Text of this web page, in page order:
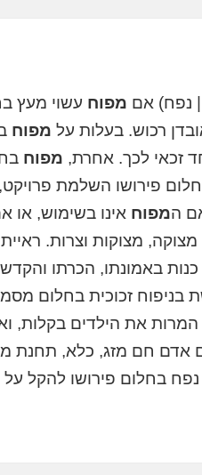
| נפח) אם מפוח עשוי מעץ
רכוש. בעלות על מפוח
זכאי לכך. אחרת, מפוח
פירושו השלמת
המפוח אינו בשימוש, או
מצוקות וצרות. ראיית
באמונתו, הכרתו
זכוכית בחלום
המרות את הילדים בקלות,
אדם חם מזג, כלא, תחנת
נפח בחלום פירושו להקל